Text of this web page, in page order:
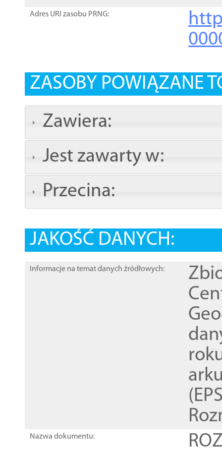
Adres URI zasobu PRNG:
ZASOBY POWIĄZANE
Zawiera:
Jest zawarty w:
Przecina:
JAKOŚĆ DANYCH:
Informacje na temat danych źródłowych:
Nazwa dokumentu: